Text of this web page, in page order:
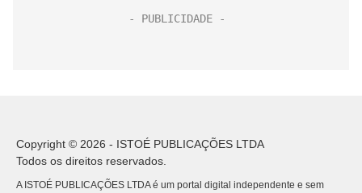
Copyright © 2026 - ISTOÉ PUBLICAÇÕES LTDA
Todos os direitos reservados.
A ISTOÉ PUBLICAÇÕES LTDA é um portal digital independente e sem